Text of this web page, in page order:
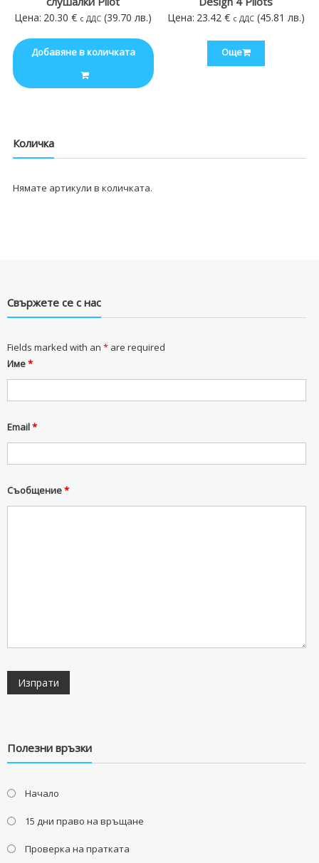
Цена: 20.30€ с ДДС (39.70 лв.)
Добавяне в количката
Цена: 23.42 € с ДДС (45.81 лв.)
Още
Количка
Нямате артикули в количката.
Свържете се с нас
Fields marked with an *are required
Име*
Email*
Съобщение*
Полезни връзки
Начало
15 дни право на връщане
Проверка на пратката